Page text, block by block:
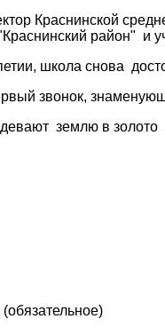
Краснинской
район" и
школа снова
звонок,
землю в